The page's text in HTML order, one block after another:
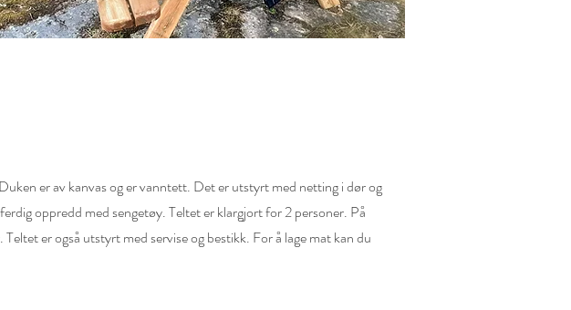
er av kanvas og er vanntett. Det er utstyrt med netting i dør og
oppredd med sengetøy. Teltet er klargjort for 2 personer. På
er også utstyrt med servise og bestikk. For å lage mat kan du